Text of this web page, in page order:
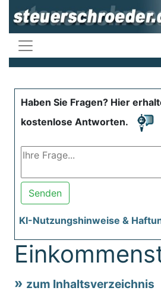
Haben Sie Fragen? Hier
kostenlose Antworten.
Senden
KI-Nutzungshinweise &
zum Inhaltsverzeichnis